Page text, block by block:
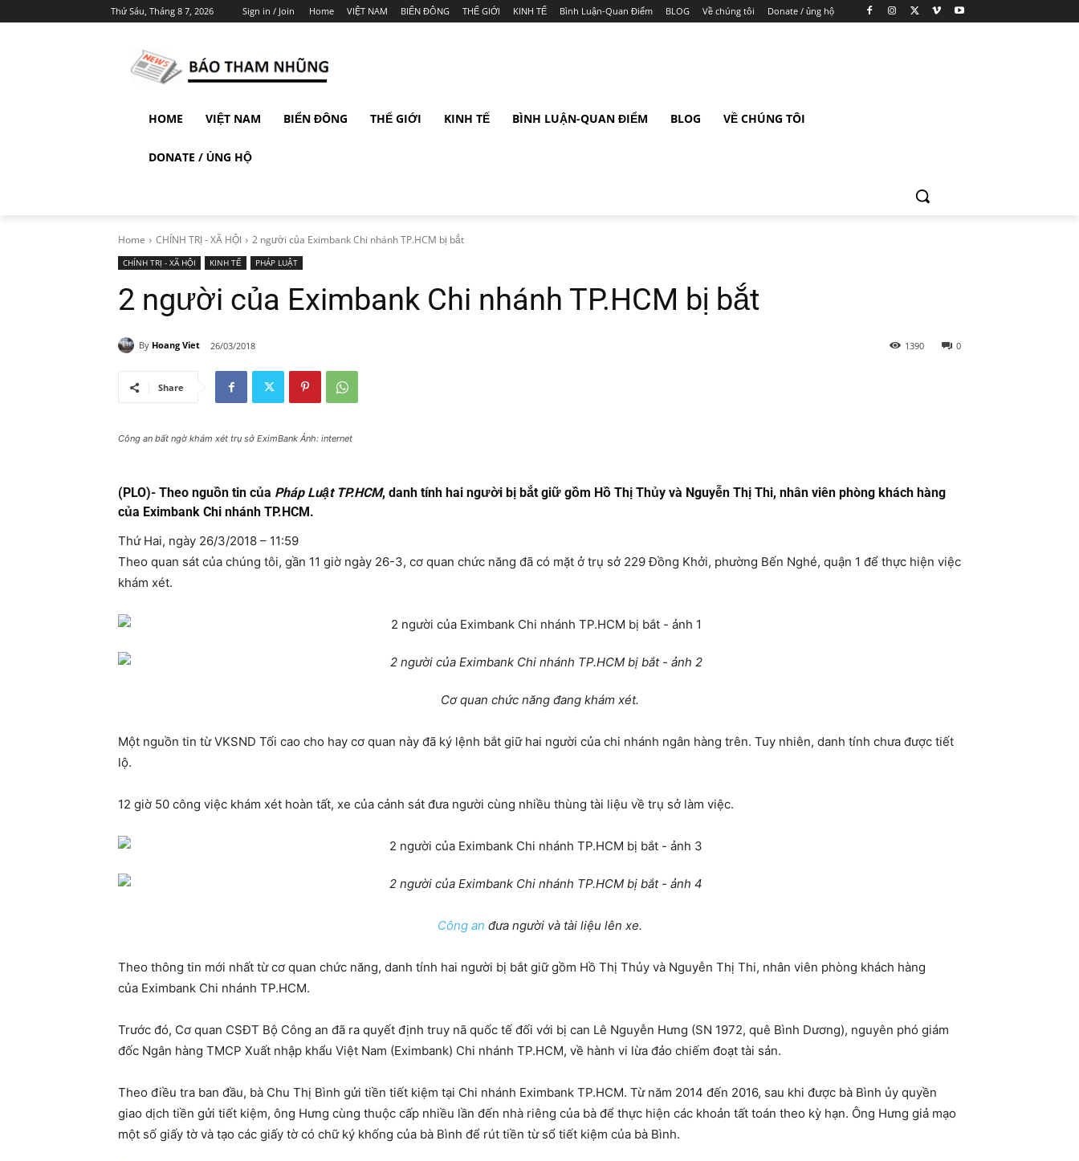
Thứ Sáu, Tháng 8 7, 2026 Sign in / Join Home VIỆT NAM BIỂN ĐÔNG THẾ GIỚI KINH TẾ Bình Luận-Quan Điểm BLOG Về chúng tôi Donate / ủng hộ
HOME VIỆT NAM BIỂN ĐÔNG THẾ GIỚI KINH TẾ BÌNH LUẬN-QUAN ĐIỂM BLOG VỀ CHÚNG TÔI
DONATE / ỦNG HỘ
Home CHÍNH TRỊ - XÃ HỘI 2 người của Eximbank Chi nhánh TP.HCM bị bắt
CHÍNH TRỊ - XÃ HỘI KINH TẾ PHÁP LUẬT
2 người của Eximbank Chi nhánh TP.HCM bị bắt
By Hoang Viet 26/03/2018 0
1390
Share
Công an bất ngờ khám xét trụ sở EximBank Ảnh: internet
(PLO)- Theo nguồn tin của Pháp Luật TP.HCM, danh tính hai người bị bắt giữ gồm Hồ Thị Thủy và Nguyễn Thị Thi, nhân viên phòng khách hàng
của Eximbank Chi nhánh TP.HCM.
Thứ Hai, ngày 26/3/2018 – 11:59
Theo quan sát của chúng tôi, gần 11 giờ ngày 26-3, cơ quan chức năng đã có mặt ở trụ sở 229 Đồng Khởi, phường Bến Nghé, quận 1 để thực hiện việc
khám xét.
Cơ quan chức năng đang khám xét.
Một nguồn tin từ VKSND Tối cao cho hay cơ quan này đã ký lệnh bắt giữ hai người của chi nhánh ngân hàng trên. Tuy nhiên, danh tính chưa được tiết
lộ.
12 giờ 50 công việc khám xét hoàn tất, xe của cảnh sát đưa người cùng nhiều thùng tài liệu về trụ sở làm việc.
Công an đưa người và tài liệu lên xe.
Theo thông tin mới nhất từ cơ quan chức năng, danh tính hai người bị bắt giữ gồm Hồ Thị Thủy và Nguyễn Thị Thi, nhân viên phòng khách hàng
của Eximbank Chi nhánh TP.HCM.
Trước đó, Cơ quan CSĐT Bộ Công an đã ra quyết định truy nã quốc tế đối với bị can Lê Nguyễn Hưng (SN 1972, quê Bình Dương), nguyên phó giám
đốc Ngân hàng TMCP Xuất nhập khẩu Việt Nam (Eximbank) Chi nhánh TP.HCM, về hành vi lừa đảo chiếm đoạt tài sản.
Theo điều tra ban đầu, bà Chu Thị Bình gửi tiền tiết kiệm tại Chi nhánh Eximbank TP.HCM. Từ năm 2014 đến 2016, sau khi được bà Bình ủy quyền
giao dịch tiền gửi tiết kiệm, ông Hưng cùng thuộc cấp nhiều lần đến nhà riêng của bà để thực hiện các khoản tất toán theo kỳ hạn. Ông Hưng giả mạo
một số giấy tờ và tạo các giấy tờ có chữ ký khống của bà Bình để rút tiền từ sổ tiết kiệm của bà Bình.